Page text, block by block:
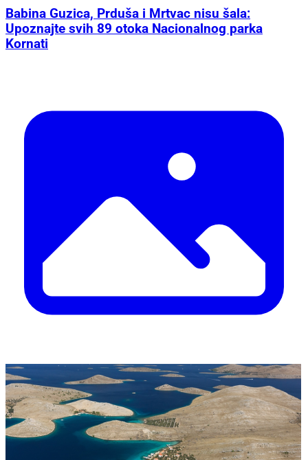
Babina Guzica, Prduša i Mrtvac nisu šala:
Upoznajte svih 89 otoka Nacionalnog parka
Kornati